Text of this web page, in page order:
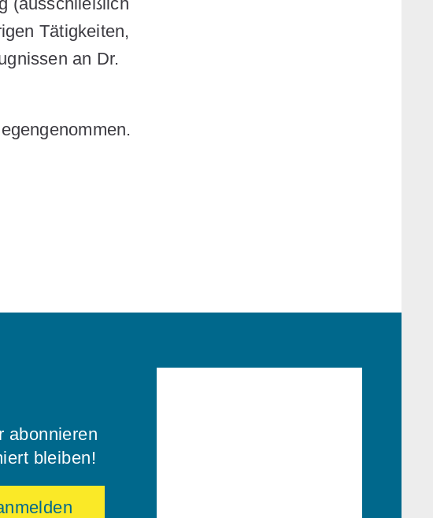
Tätigkeiten,
an Dr.
abonnieren
bleiben!